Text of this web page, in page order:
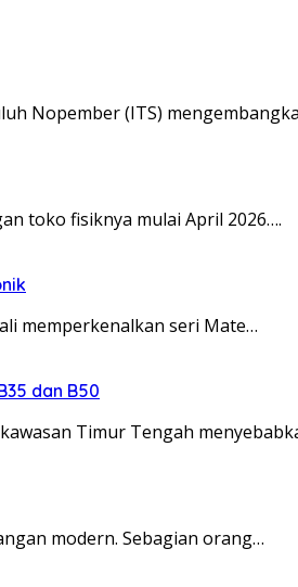
Nopember (ITS)
toko fisiknya mulai April 2026….
memperkenalkan seri Mate…
dan B50
Timur Tengah
modern. Sebagian orang…